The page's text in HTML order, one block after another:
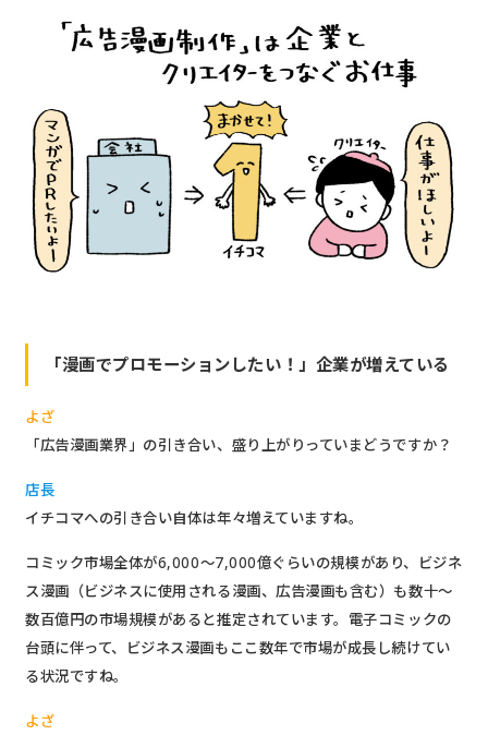
「漫画でプロモーションしたい！」企業が増えている
よざ
「広告漫画業界」の引き合い、盛り上がりっていまどうですか？
店長
イチコマへの引き合い自体は年々増えていますね。
コミック市場全体が6,000〜7,000億ぐらいの規模があり、ビジネ
ス漫画（ビジネスに使用される漫画、広告漫画も含む）も数十〜
数百億円の市場規模があると推定されています。電子コミックの
台頭に伴って、ビジネス漫画もここ数年で市場が成長し続けてい
る状況ですね。
よざ